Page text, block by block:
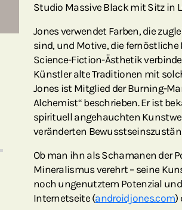
Studio Massive Black mit Sitz in
Jones verwendet Farben, die
sind, und Motive, die
Science-Fiction-Ästhetik
Künstler alte Traditionen mit
Jones ist Mitglied der Burning-
Alchemist“ beschrieben. Er ist
spirituell angehauchten
veränderten
Ob man ihn als Schamanen der
Mineralismus verehrt – seine
noch ungenutztem Potenzial
Internetseite (androidjones.com)